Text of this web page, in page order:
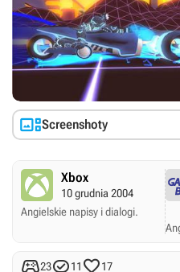
Screenshoty
Xbox
10 grudnia 2004
Angielskie napisy i dialogi.
2311 17